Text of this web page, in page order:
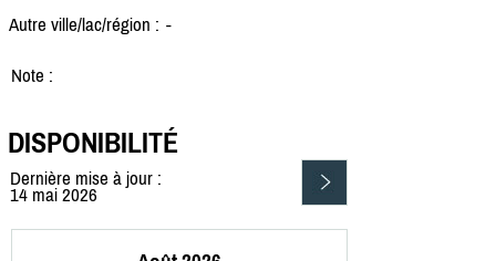
Autre ville/lac/région : -
Note :
DISPONIBILITÉ
Dernière mise à jour :
14 mai 2026